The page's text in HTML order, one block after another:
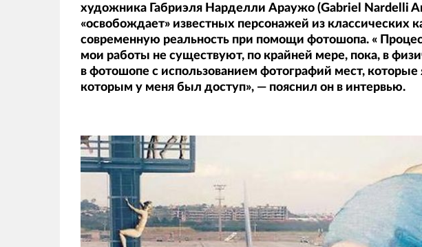
художника Габриэля Нарделли Араужо (Gabriel Nardelli
«освобождает» известных персонажей из классических
современную реальность при помощи фотошопа. «
мои работы не существуют, по крайней мере, пока, в
в фотошопе с использованием фотографий мест,
которым у меня был доступ», — пояснил он в интервью.